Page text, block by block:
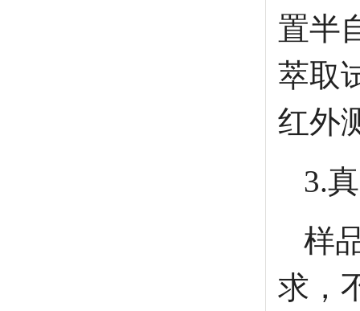
置半
萃取
红外
3.
样
求，